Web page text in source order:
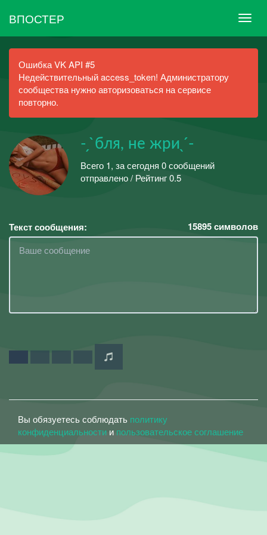
ВПОСТЕР
Ошибка VK API #5
Недействительный access_token! Администратору
сообщества нужно авторизоваться на сервисе
повторно.
- ̗ ̀бля, не жри ̖ ́-
Всего 1, за сегодня 0 сообщений
отправлено / Рейтинг 0.5
Текст сообщения: 15895символов
Вы обязуетесь соблюдать политику
конфиденциальности и пользовательское соглашение